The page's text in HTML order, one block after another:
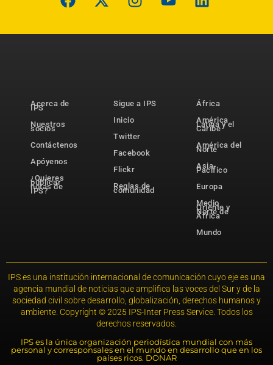
Acerca de
IPS
Nuestros
socios
Contáctenos
Apóyenos
¿Quieres
publicar
notas de
IPS?
Sigue a IPS
Inicio
Twitter
Facebook
Flickr
Reglas de
comunidad
África
América
Latina y el
Caribe
América del
Norte
Asia-
Pacífico
Europa
Medio
Oriente y
Norte de
África
Mundo
IPS es una institución internacional de comunicación cuyo eje es una
agencia mundial de noticias que amplifica las voces del Sur y de la
sociedad civil sobre desarrollo, globalización, derechos humanos y
ambiente. Copyright © 2025 IPS-Inter Press Service. Todos los
derechos reservados.
IPS es la única organización periodística mundial con más
personal y corresponsales en el mundo en desarrollo que en los
países ricos. DONAR